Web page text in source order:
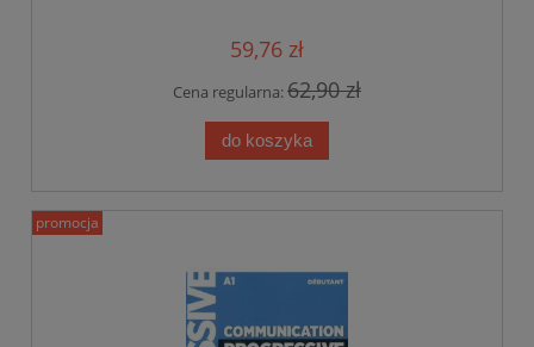
59,76 zł
Cena regularna:62,90 zł
do koszyka
promocja